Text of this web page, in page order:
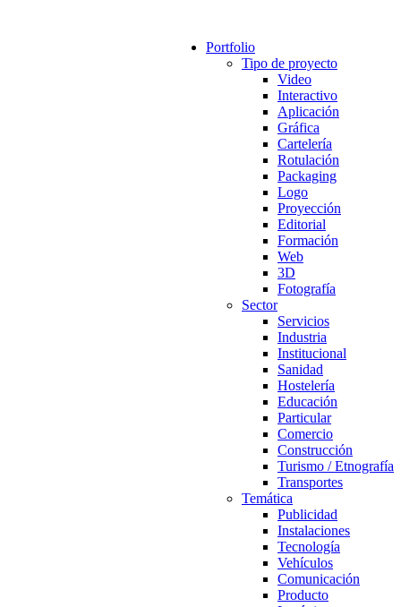
Portfolio
Tipo de proyecto
Video
Interactivo
Aplicación
Gráfica
Cartelería
Rotulación
Packaging
Logo
Proyección
Editorial
Formación
Web
3D
Fotografía
Sector
Servicios
Industria
Institucional
Sanidad
Hostelería
Educación
Particular
Comercio
Construcción
Turismo / Etnografía
Transportes
Temática
Publicidad
Instalaciones
Tecnología
Vehículos
Comunicación
Producto